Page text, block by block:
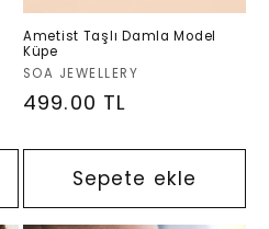
Ametist Taşlı Damla Model
Küpe
Satıcı:
SOA JEWELLERY
Normal
499.00 TL
Sepete ekle